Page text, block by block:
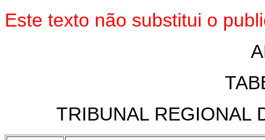
Este texto não substitui o
TRIBUNAL REGIONAL